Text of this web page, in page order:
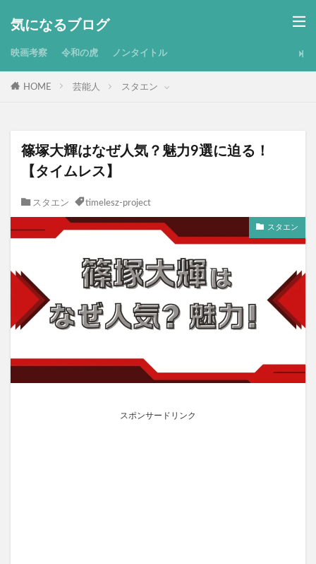
気になるブログ
映画考察 令和の虎 ノンタイトル
HOME 芸能人 スタエン
篠塚大輝はなぜ人気？魅力9選に迫る！
【タイムレス】
スタエン timelesz-project
スタエン
スポンサードリンク